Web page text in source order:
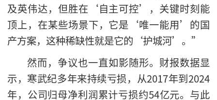
及英伟达，但胜在‘自主可控’，关键时刻能
顶上，在某些场景下，它是‘唯一能用’的国
产方案，这种稀缺性就是它的‘护城河’。”
然而，争议也一直如影随形。财报数据显
示，寒武纪多年来持续亏损，从2017年到2024
年，公司归母净利润累计亏损约54亿元。与此